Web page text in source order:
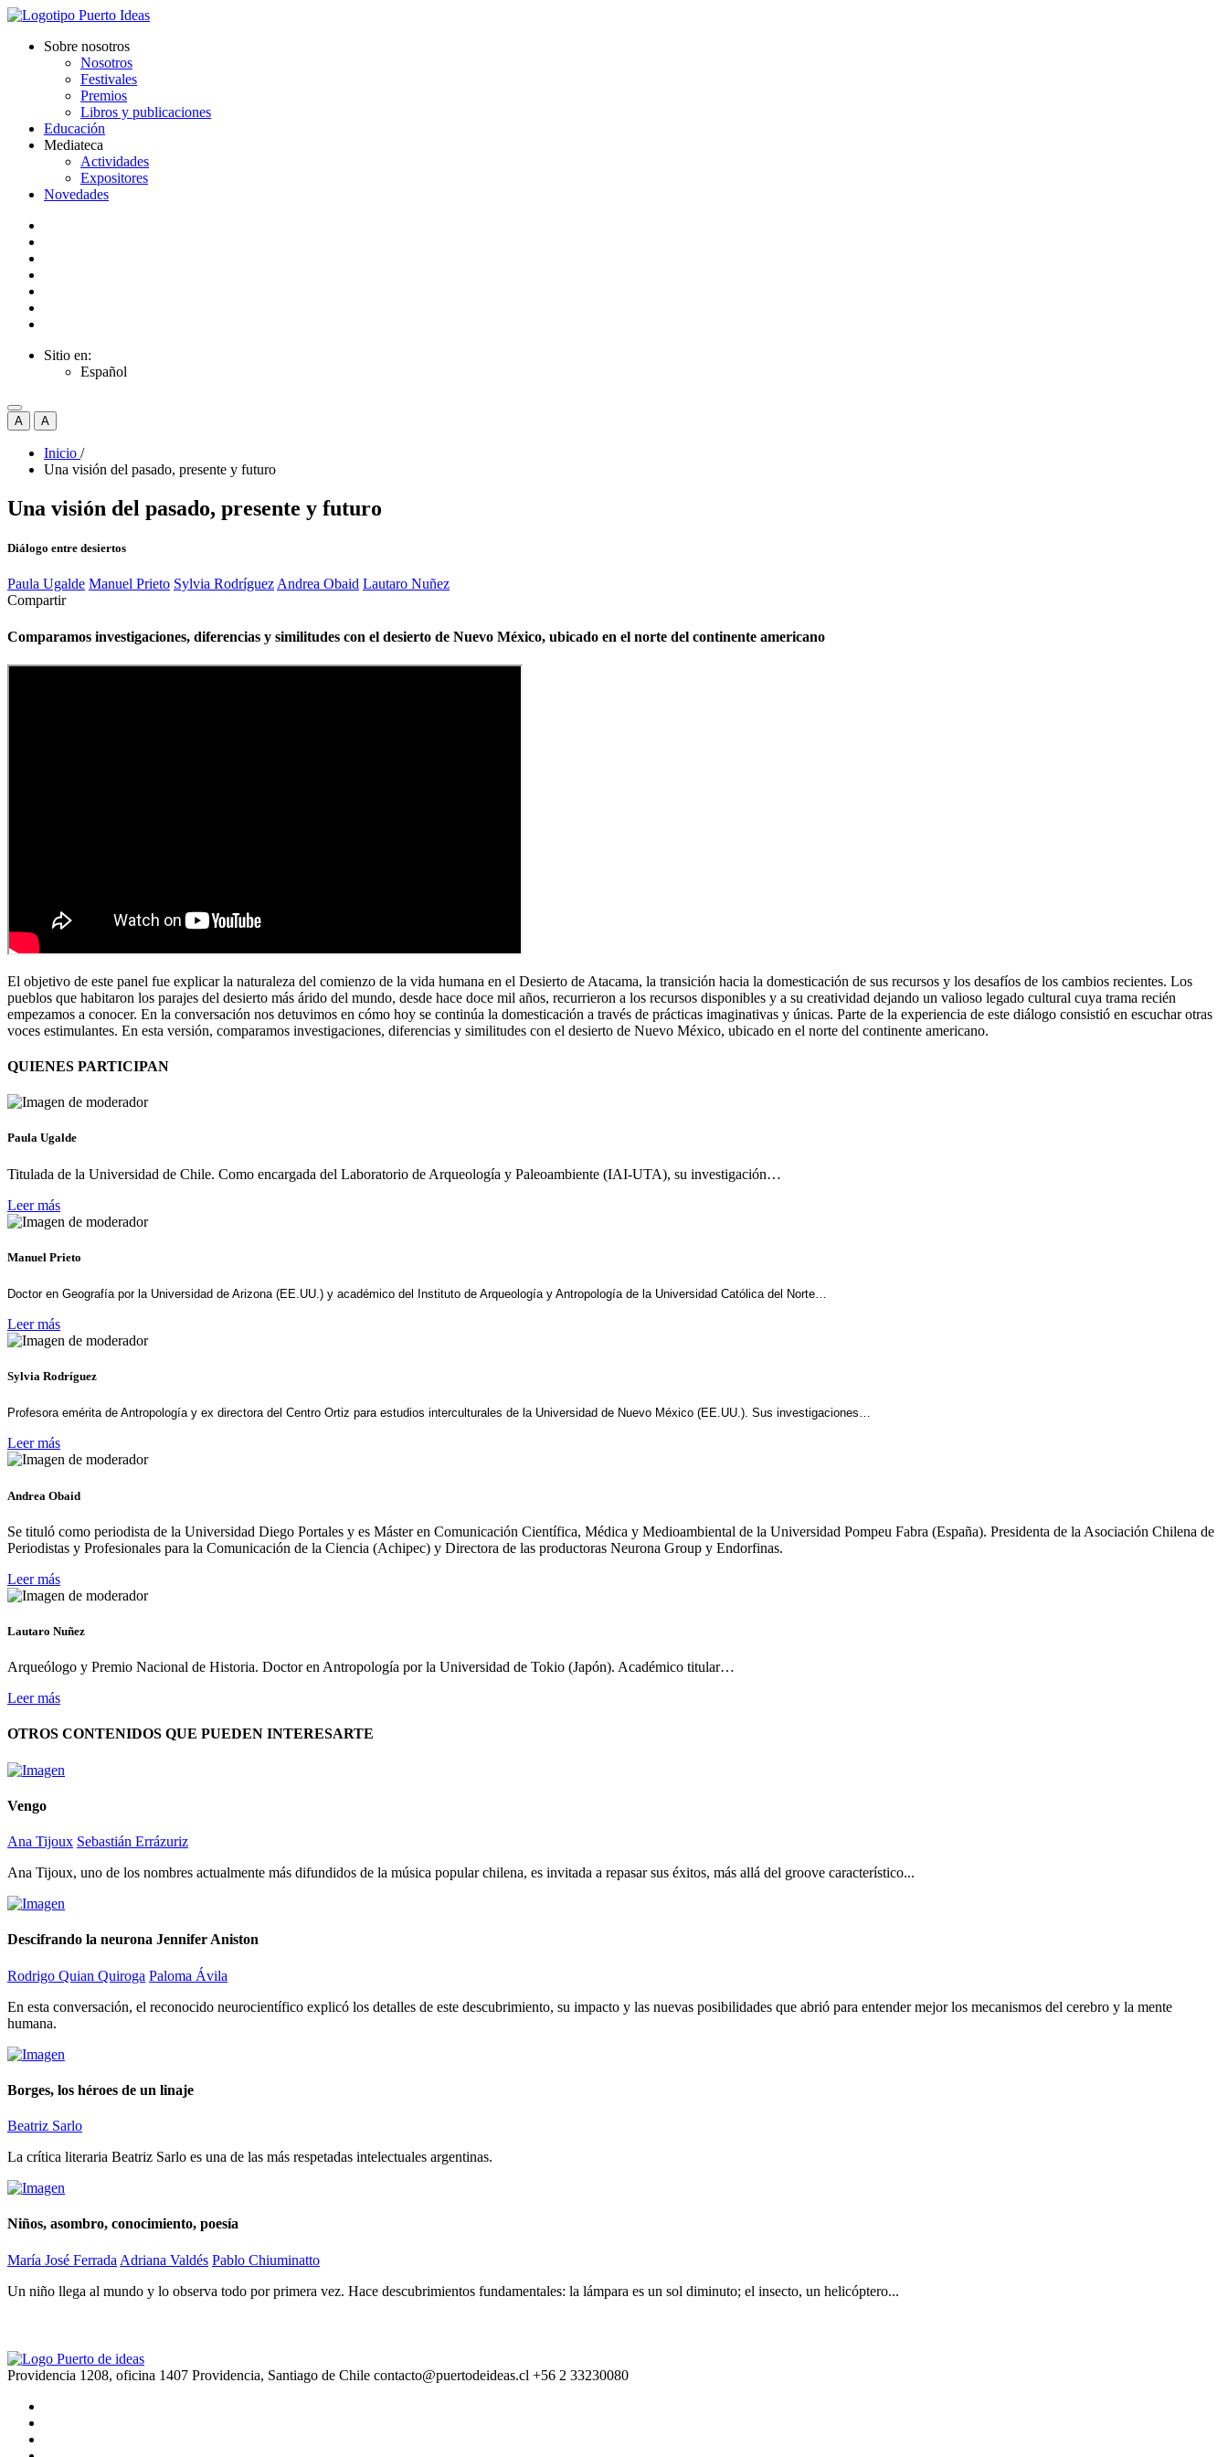
Sobre nosotros
Nosotros
Festivales
Premios
Libros y publicaciones
Educación
Mediateca
Actividades
Expositores
Novedades
Sitio en:
Español
A A
Inicio /
Una visión del pasado, presente y futuro
Una visión del pasado, presente y futuro
Diálogo entre desiertos
Paula Ugalde Manuel Prieto Sylvia Rodríguez Andrea Obaid Lautaro Nuñez
Compartir
Comparamos investigaciones, diferencias y similitudes con el desierto de Nuevo México, ubicado en el norte del continente americano
El objetivo de este panel fue explicar la naturaleza del comienzo de la vida humana en el Desierto de Atacama, la transición hacia la domesticación de sus recursos y los desafíos de los cambios recientes. Los
pueblos que habitaron los parajes del desierto más árido del mundo, desde hace doce mil años, recurrieron a los recursos disponibles y a su creatividad dejando un valioso legado cultural cuya trama recién
empezamos a conocer. En la conversación nos detuvimos en cómo hoy se continúa la domesticación a través de prácticas imaginativas y únicas. Parte de la experiencia de este diálogo consistió en escuchar otras
voces estimulantes. En esta versión, comparamos investigaciones, diferencias y similitudes con el desierto de Nuevo México, ubicado en el norte del continente americano.
QUIENES PARTICIPAN
Paula Ugalde
Titulada de la Universidad de Chile. Como encargada del Laboratorio de Arqueología y Paleoambiente (IAI-UTA), su investigación…
Leer más
Manuel Prieto
Doctor en Geografía por la Universidad de Arizona (EE.UU.) y académico del Instituto de Arqueología y Antropología de la Universidad Católica del Norte…
Leer más
Sylvia Rodríguez
Profesora emérita de Antropología y ex directora del Centro Ortiz para estudios interculturales de la Universidad de Nuevo México (EE.UU.). Sus investigaciones…
Leer más
Andrea Obaid
Se tituló como periodista de la Universidad Diego Portales y es Máster en Comunicación Científica, Médica y Medioambiental de la Universidad Pompeu Fabra (España). Presidenta de la Asociación Chilena de
Periodistas y Profesionales para la Comunicación de la Ciencia (Achipec) y Directora de las productoras Neurona Group y Endorfinas.
Leer más
Lautaro Nuñez
Arqueólogo y Premio Nacional de Historia. Doctor en Antropología por la Universidad de Tokio (Japón). Académico titular…
Leer más
OTROS CONTENIDOS QUE PUEDEN INTERESARTE
Vengo
Ana Tijoux Sebastián Errázuriz
Ana Tijoux, uno de los nombres actualmente más difundidos de la música popular chilena, es invitada a repasar sus éxitos, más allá del groove característico...
Descifrando la neurona Jennifer Aniston
Rodrigo Quian Quiroga Paloma Ávila
En esta conversación, el reconocido neurocientífico explicó los detalles de este descubrimiento, su impacto y las nuevas posibilidades que abrió para entender mejor los mecanismos del cerebro y la mente
humana.
Borges, los héroes de un linaje
Beatriz Sarlo
La crítica literaria Beatriz Sarlo es una de las más respetadas intelectuales argentinas.
Niños, asombro, conocimiento, poesía
María José Ferrada Adriana Valdés Pablo Chiuminatto
Un niño llega al mundo y lo observa todo por primera vez. Hace descubrimientos fundamentales: la lámpara es un sol diminuto; el insecto, un helicóptero...
Providencia 1208, oficina 1407 Providencia, Santiago de Chile contacto@puertodeideas.cl +56 2 33230080